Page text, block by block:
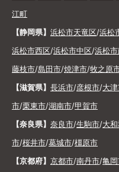
江町
【静岡県】 浜松市天竜区/浜松
浜松市西区/浜松市中区/浜松
藤枝市/島田市/焼津市/牧之原
【滋賀県】 長浜市/彦根市/大
市/栗東市/湖南市/甲賀市
【奈良県】 奈良市/生駒市/大
市/桜井市/葛城市/橿原市
【京都府】 京都市/南丹市/亀